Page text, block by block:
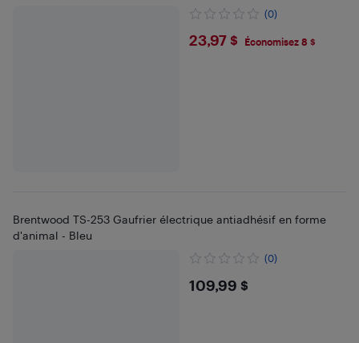
(0)
$23.97
23,97 $ Économisez 8 $
Brentwood TS-253 Gaufrier électrique antiadhésif en forme
d'animal - Bleu
(0)
$109.99
109,99 $